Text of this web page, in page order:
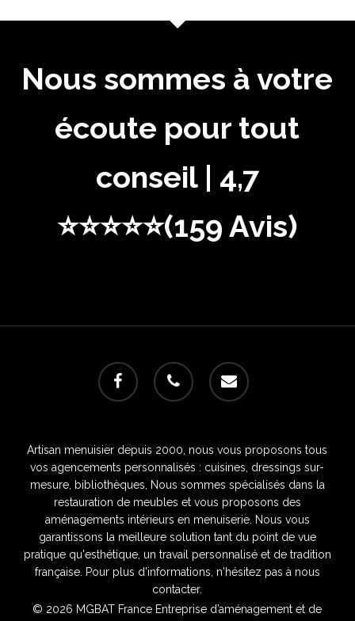
Nous sommes à votre
écoute pour tout
conseil | 4,7
⭐⭐⭐⭐⭐(159 Avis)
facebook phone email
Artisan menuisier depuis 2000, nous vous proposons tous
vos agencements personnalisés : cuisines, dressings sur-
mesure, bibliothèques, Nous sommes spécialisés dans la
restauration de meubles et vous proposons des
aménagements intérieurs en menuiserie. Nous vous
garantissons la meilleure solution tant du point de vue
pratique qu'esthétique, un travail personnalisé et de tradition
française. Pour plus d'informations, n'hésitez pas à nous
contacter.
© 2026 MGBAT France Entreprise d’aménagement et de